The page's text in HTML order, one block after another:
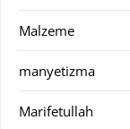
Malzeme
manyetizma
Marifetullah